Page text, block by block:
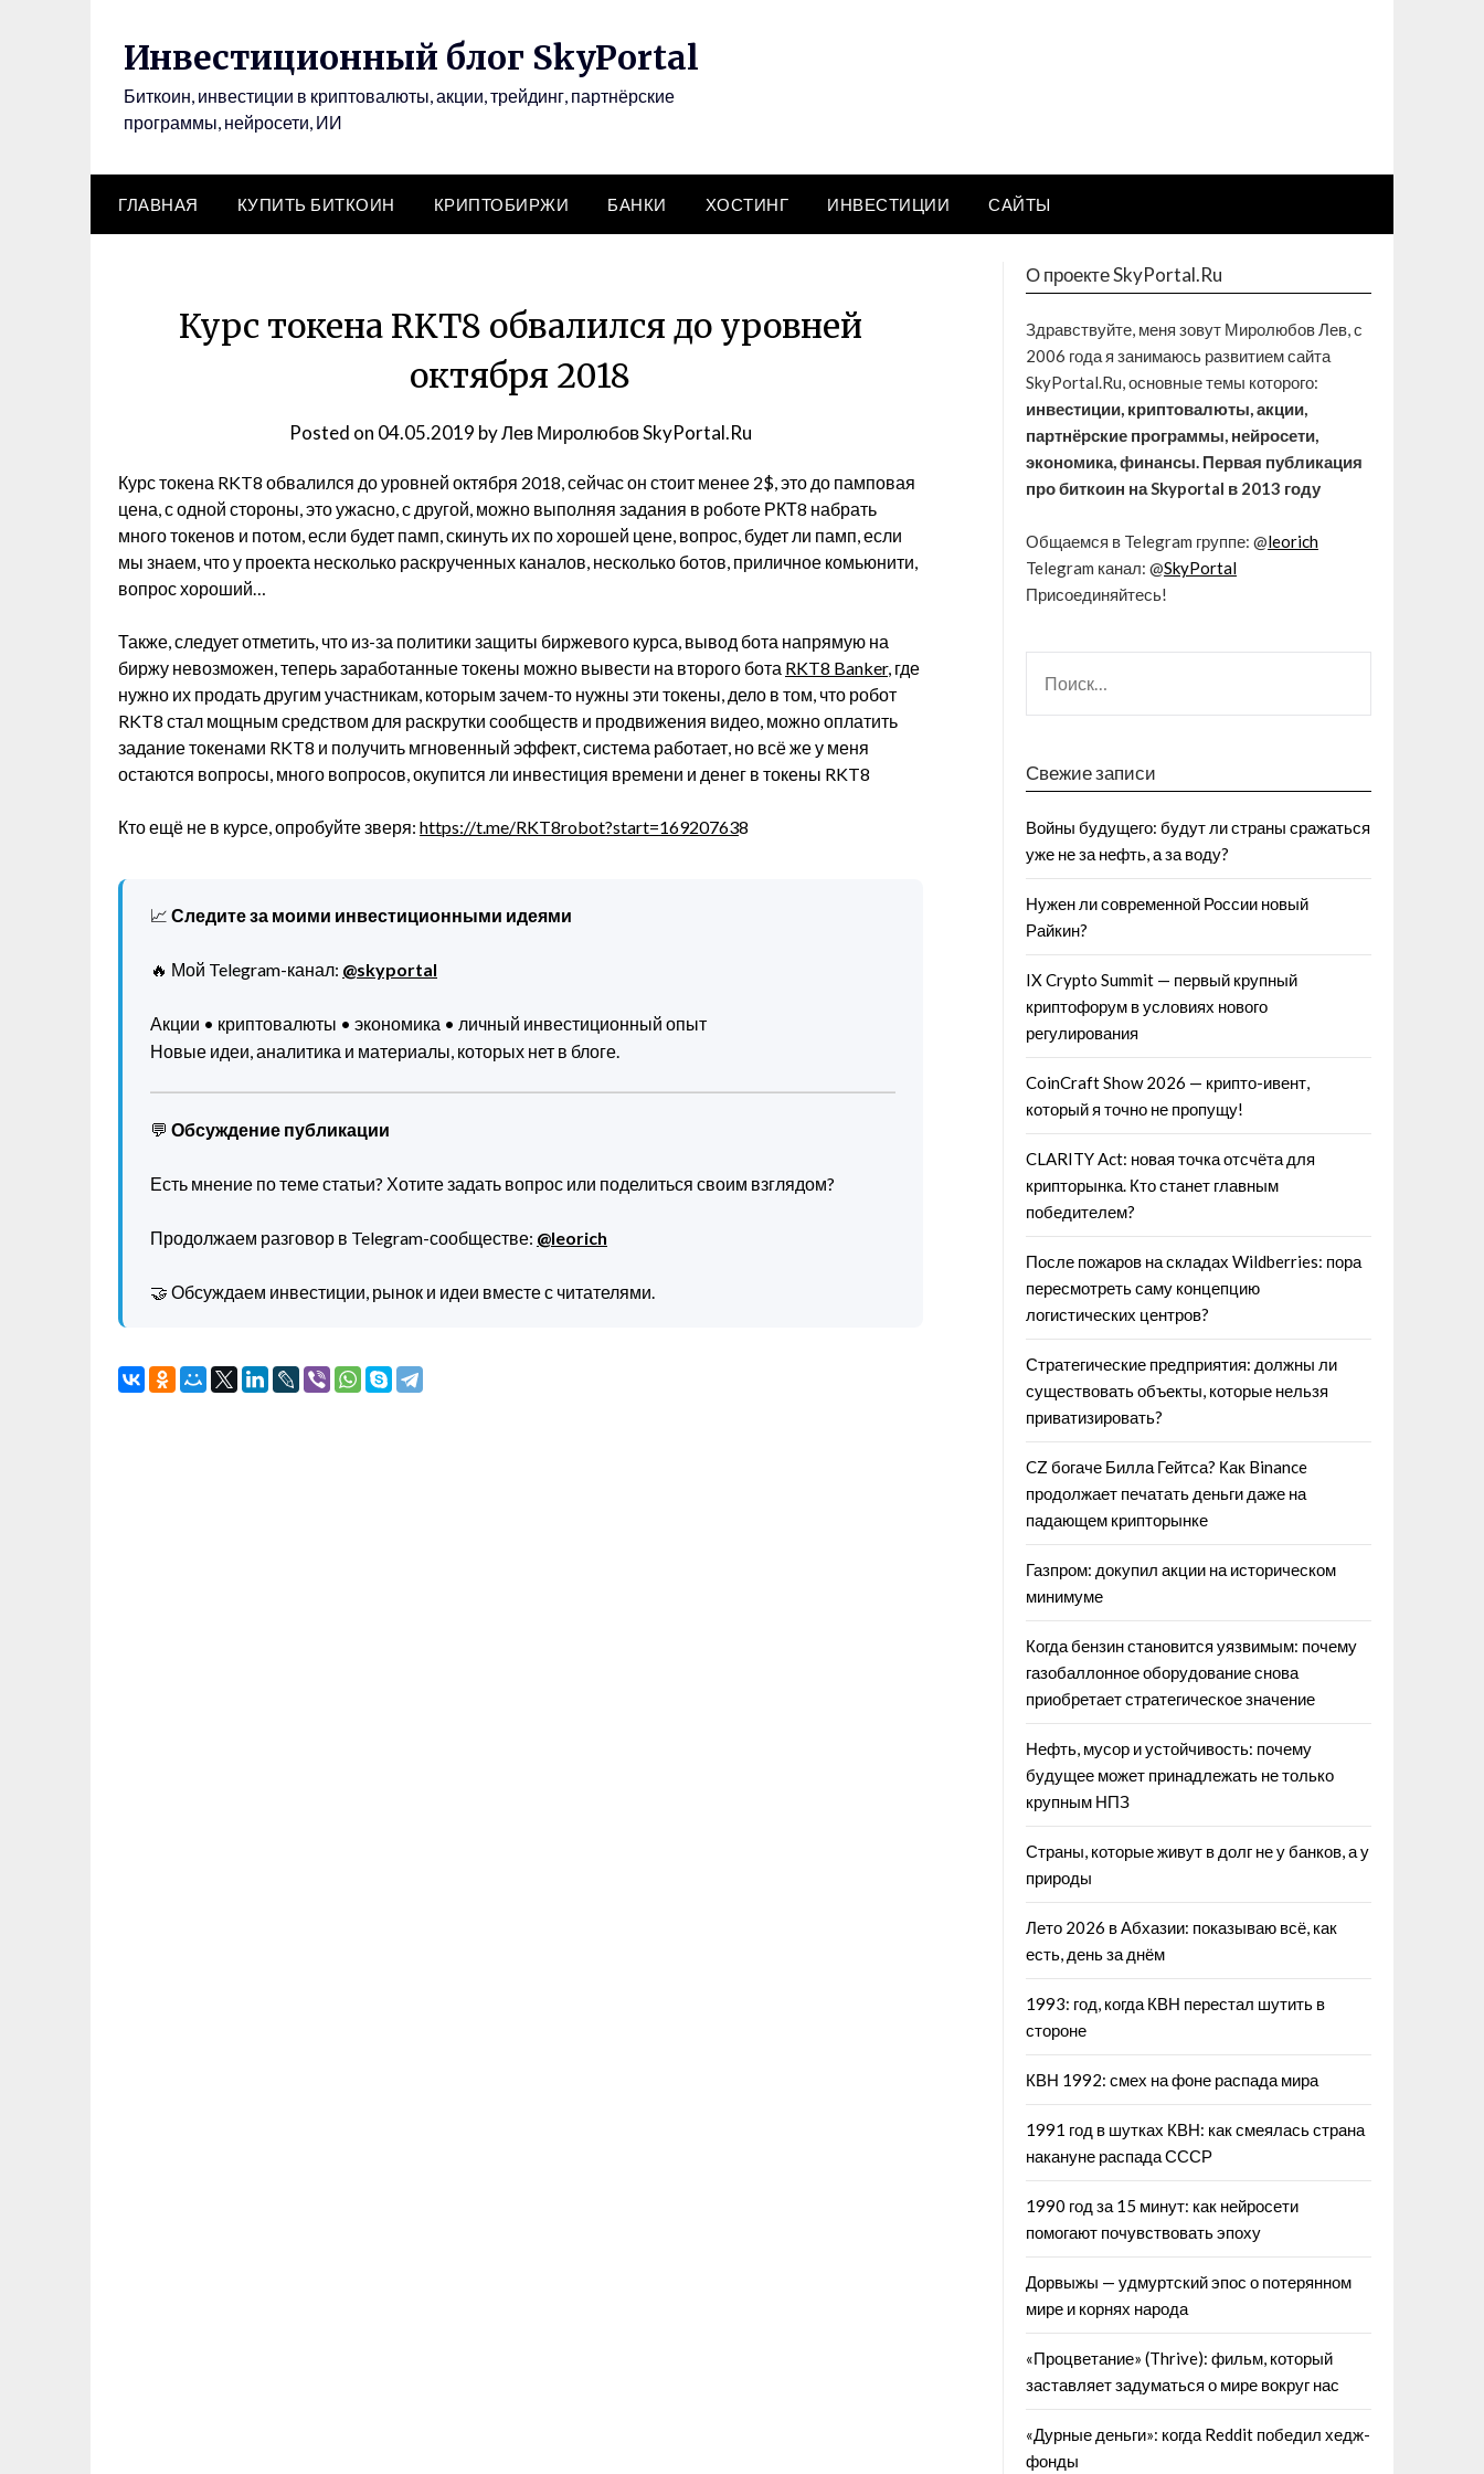
Инвестиционный блог SkyPortal
Биткоин, инвестиции в криптовалюты, акции, трейдинг, партнёрские
программы, нейросети, ИИ
ГЛАВНАЯ КУПИТЬ БИТКОИН КРИПТОБИРЖИ БАНКИ ХОСТИНГ ИНВЕСТИЦИИ САЙТЫ
Курс токена RKT8 обвалился до уровней
октября 2018
Posted on 04.05.2019 byЛев Миролюбов SkyPortal.Ru
Курс токена RKT8 обвалился до уровней октября 2018, сейчас он стоит менее 2$, это до памповая
цена, с одной стороны, это ужасно, с другой, можно выполняя задания в роботе РКТ8 набрать
много токенов и потом, если будет памп, скинуть их по хорошей цене, вопрос, будет ли памп, если
мы знаем, что у проекта несколько раскрученных каналов, несколько ботов, приличное комьюнити,
вопрос хороший…
Также, следует отметить, что из-за политики защиты биржевого курса, вывод бота напрямую на
биржу невозможен, теперь заработанные токены можно вывести на второго бота RKT8 Banker, где
нужно их продать другим участникам, которым зачем-то нужны эти токены, дело в том, что робот
RKT8 стал мощным средством для раскрутки сообществ и продвижения видео, можно оплатить
задание токенами RKT8 и получить мгновенный эффект, система работает, но всё же у меня
остаются вопросы, много вопросов, окупится ли инвестиция времени и денег в токены RKT8
Кто ещё не в курсе, опробуйте зверя: https://t.me/RKT8robot?start=169207638
📈 Следите за моими инвестиционными идеями
🔥 Мой Telegram-канал: @skyportal
Акции • криптовалюты • экономика • личный инвестиционный опыт
Новые идеи, аналитика и материалы, которых нет в блоге.
💬 Обсуждение публикации
Есть мнение по теме статьи? Хотите задать вопрос или поделиться своим взглядом?
Продолжаем разговор в Telegram-сообществе: @leorich
🤝 Обсуждаем инвестиции, рынок и идеи вместе с читателями.
О проекте SkyPortal.Ru
Здравствуйте, меня зовут Миролюбов Лев, с
2006 года я занимаюсь развитием сайта
SkyPortal.Ru, основные темы которого:
инвестиции, криптовалюты, акции,
партнёрские программы, нейросети,
экономика, финансы. Первая публикация
про биткоин на Skyportal в 2013 году
Общаемся в Telegram группе: @leorich
Telegram канал: @SkyPortal
Присоединяйтесь!
Свежие записи
Войны будущего: будут ли страны сражаться
уже не за нефть, а за воду?
Нужен ли современной России новый
Райкин?
IX Crypto Summit — первый крупный
криптофорум в условиях нового
регулирования
CoinCraft Show 2026 — крипто-ивент,
который я точно не пропущу!
CLARITY Act: новая точка отсчёта для
крипторынка. Кто станет главным
победителем?
После пожаров на складах Wildberries: пора
пересмотреть саму концепцию
логистических центров?
Стратегические предприятия: должны ли
существовать объекты, которые нельзя
приватизировать?
CZ богаче Билла Гейтса? Как Binance
продолжает печатать деньги даже на
падающем крипторынке
Газпром: докупил акции на историческом
минимуме
Когда бензин становится уязвимым: почему
газобаллонное оборудование снова
приобретает стратегическое значение
Нефть, мусор и устойчивость: почему
будущее может принадлежать не только
крупным НПЗ
Страны, которые живут в долг не у банков, а у
природы
Лето 2026 в Абхазии: показываю всё, как
есть, день за днём
1993: год, когда КВН перестал шутить в
стороне
КВН 1992: смех на фоне распада мира
1991 год в шутках КВН: как смеялась страна
накануне распада СССР
1990 год за 15 минут: как нейросети
помогают почувствовать эпоху
Дорвыжы — удмуртский эпос о потерянном
мире и корнях народа
«Процветание» (Thrive): фильм, который
заставляет задуматься о мире вокруг нас
«Дурные деньги»: когда Reddit победил хедж-
фонды